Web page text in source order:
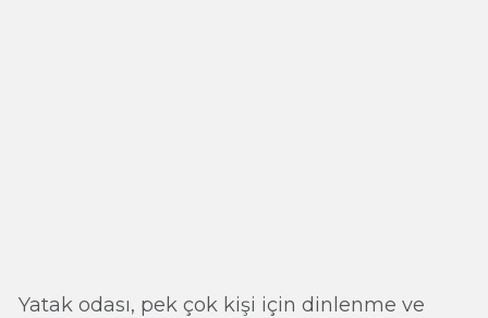
Yatak odası, pek çok kişi için dinlenme ve